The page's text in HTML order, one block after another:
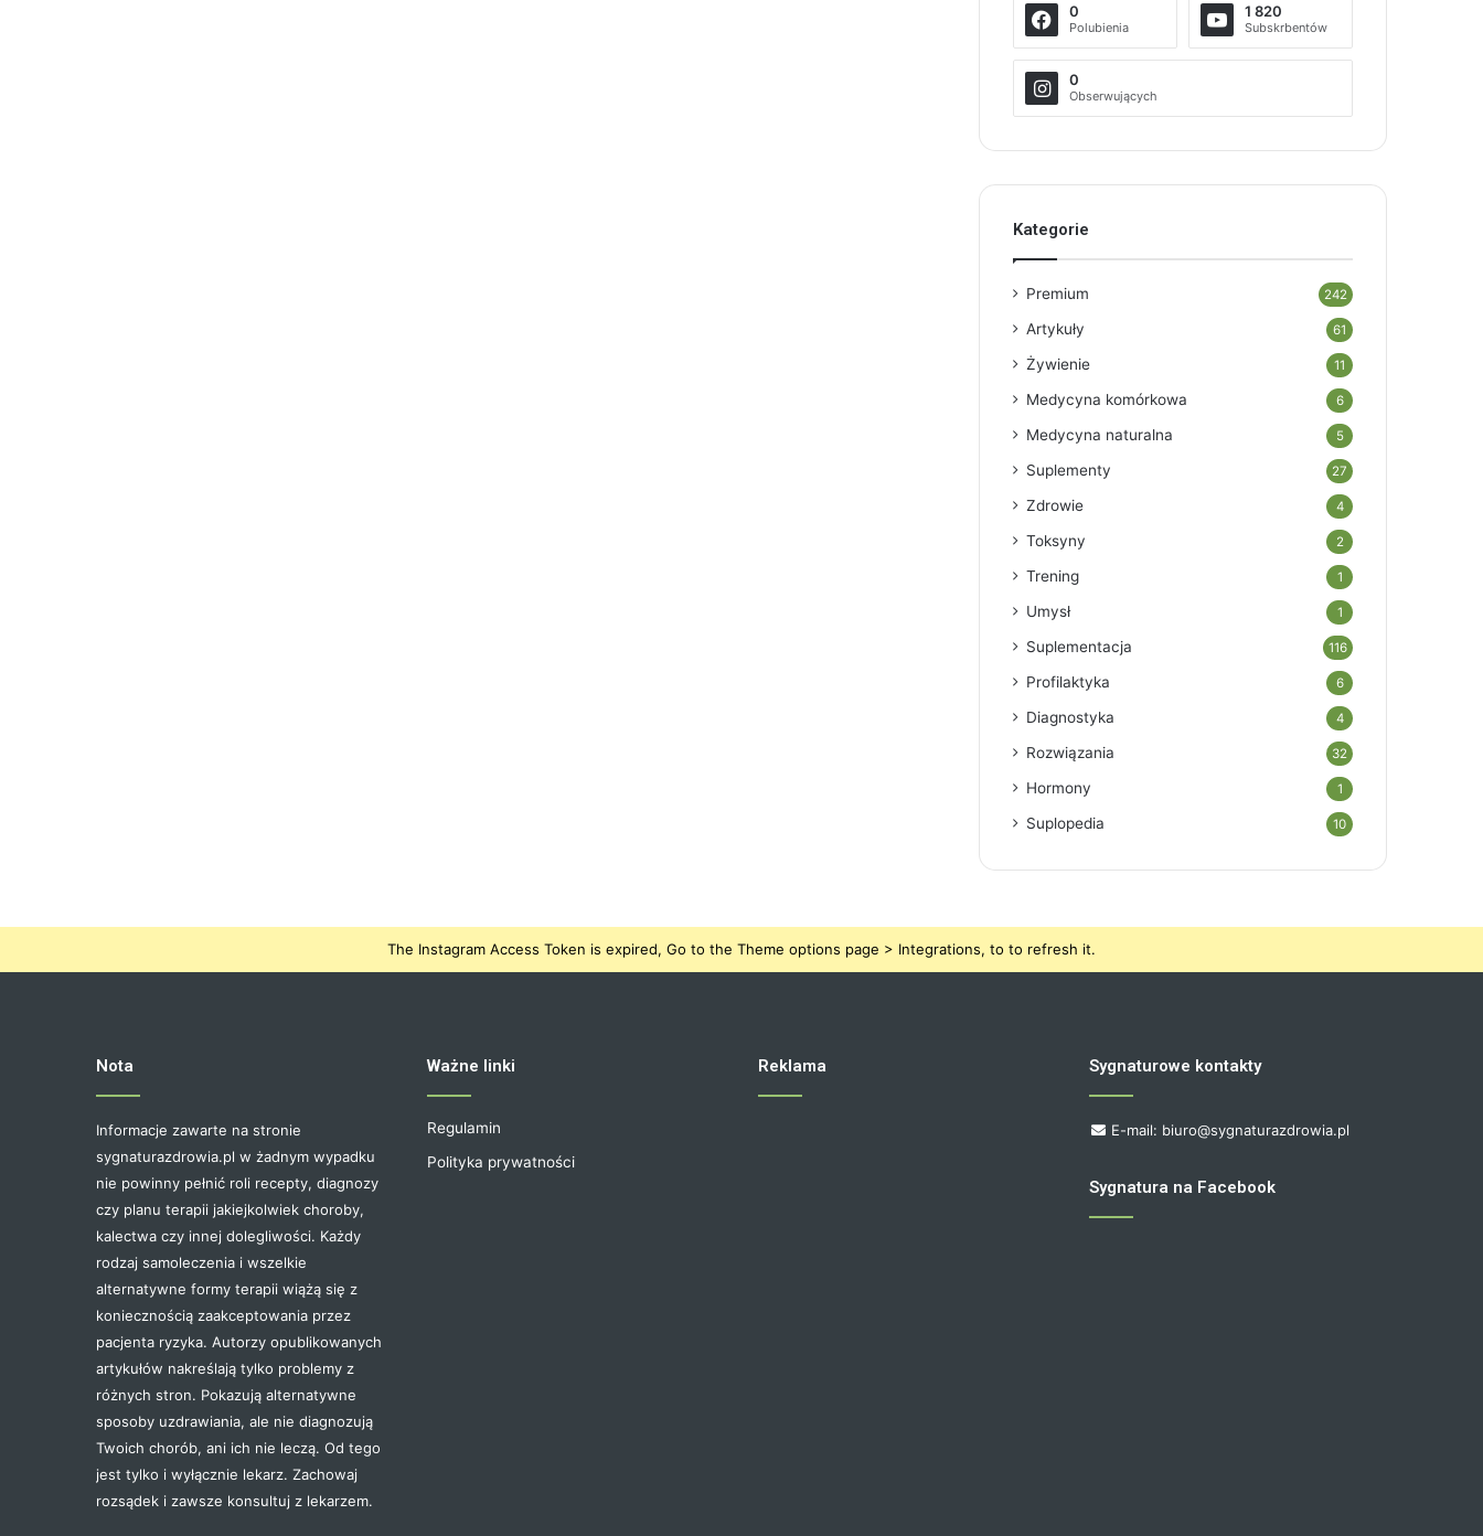
0
Polubienia
1 820
Subskrbentów
0
Obserwujących
Kategorie
Premium 242
Artykuły 61
Żywienie 11
Medycyna komórkowa 6
Medycyna naturalna 5
Suplementy 27
Zdrowie 4
Toksyny 2
Trening 1
Umysł 1
Suplementacja 116
Profilaktyka 6
Diagnostyka 4
Rozwiązania 32
Hormony 1
Suplopedia 10
The Instagram Access Token is expired, Go to the Theme options page > Integrations, to to refresh it.
Nota
Informacje zawarte na stronie
sygnaturazdrowia.pl w żadnym wypadku
nie powinny pełnić roli recepty, diagnozy
czy planu terapii jakiejkolwiek choroby,
kalectwa czy innej dolegliwości. Każdy
rodzaj samoleczenia i wszelkie
alternatywne formy terapii wiążą się z
koniecznością zaakceptowania przez
pacjenta ryzyka. Autorzy opublikowanych
artykułów nakreślają tylko problemy z
różnych stron. Pokazują alternatywne
sposoby uzdrawiania, ale nie diagnozują
Twoich chorób, ani ich nie leczą. Od tego
jest tylko i wyłącznie lekarz. Zachowaj
rozsądek i zawsze konsultuj z lekarzem.
Ważne linki
Regulamin
Polityka prywatności
Reklama Sygnaturowe kontakty
E-mail: biuro@sygnaturazdrowia.pl
Sygnatura na Facebook